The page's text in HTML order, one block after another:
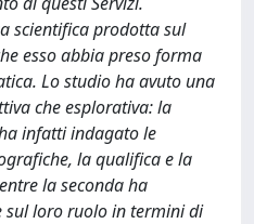
scientifica prodotta sul
esso abbia preso forma
Lo studio ha avuto una
che esplorativa: la
infatti indagato le
la qualifica e la
la seconda ha
loro ruolo in termini di